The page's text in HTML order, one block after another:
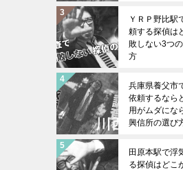
ＹＲＰ野比駅
頼する探偵は
敗しない3つ
方
兵庫県養父市
依頼するなら
用がムダにな
興信所の選び
田原本駅で浮
る探偵はどこ